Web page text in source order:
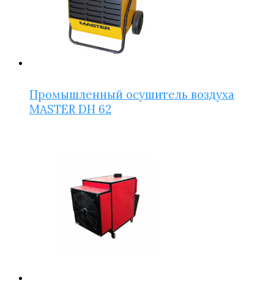
Промышленный осушитель воздуха
MASTER DH 62